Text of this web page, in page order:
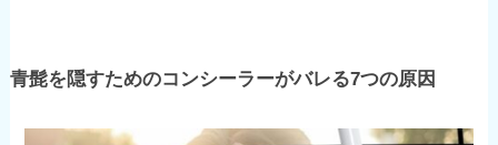
青髭を隠すためのコンシーラーがバレる7つの原因